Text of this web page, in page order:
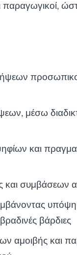
παραγωγικοί,
μέσω
και
και συμβάσεων
υπόψη
βάρδιες
αμοιβής και